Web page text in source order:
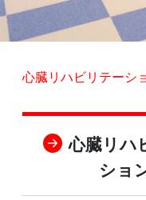
心臓リハビリテーシ
心臓リハ
ショ